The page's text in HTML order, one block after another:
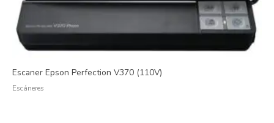
Escaner Epson Perfection V370 (110V)
Escáneres